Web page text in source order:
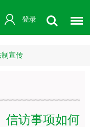
登录
制宣传
信访事项如何